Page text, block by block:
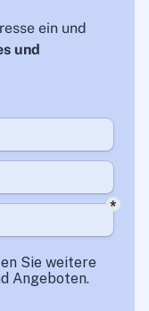
ein und
und